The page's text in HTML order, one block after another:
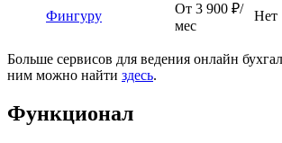
Фингуру
От 3 900 ₽/
мес
Нет
Больше сервисов для ведения онлайн
ним можно найти здесь.
Функционал